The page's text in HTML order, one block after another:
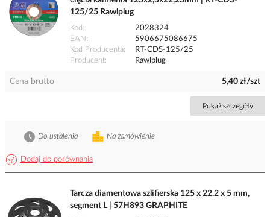
125/25 Rawlplug
Kod
2028324
EAN
5906675086675
Kod Producenta
RT-CDS-125/25
Producent
Rawlplug
Cena brutto 5,40 zł/szt
Pokaż szczegóły
Dodaj do porównania
Na zamówienie
Do ustalenia
Tarcza diamentowa szlifierska 125 x 22.2 x 5 mm,
segment L | 57H893 GRAPHITE